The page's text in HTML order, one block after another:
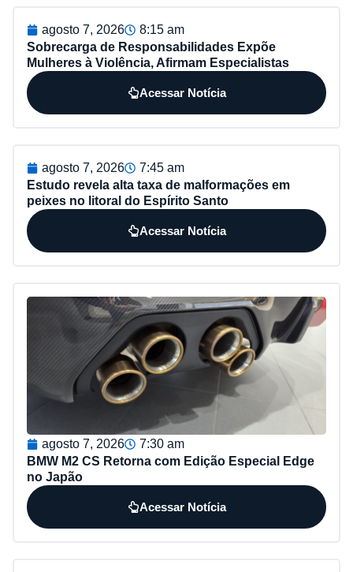
agosto 7, 2026
8:15 am
Sobrecarga de Responsabilidades Expõe
Mulheres à Violência, Afirmam Especialistas
Acessar Notícia
agosto 7, 2026
7:45 am
Estudo revela alta taxa de malformações em
peixes no litoral do Espírito Santo
Acessar Notícia
agosto 7, 2026
7:30 am
BMW M2 CS Retorna com Edição Especial Edge
no Japão
Acessar Notícia